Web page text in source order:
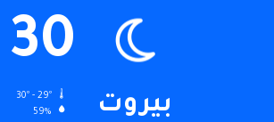
بيروت
30
59%